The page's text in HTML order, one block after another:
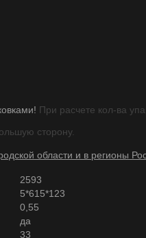
При расчете кол-ва
сторону.
области и в регионы
2593
5*615*123
0,55
да
33